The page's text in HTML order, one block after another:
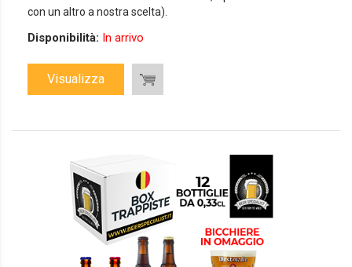
con un altro a nostra scelta).
Disponibilità: In arrivo
Visualizza